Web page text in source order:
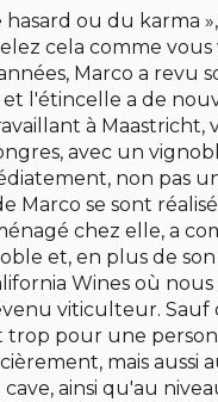
hasard ou du karma
cela comme
Marco a revu
l'étincelle a de
à Maastricht,
avec un
non pas
Marco se sont
chez elle, a
et, en plus de son
Wines où nous
viticulteur. Sauf
pour une
mais aussi
ainsi qu'au